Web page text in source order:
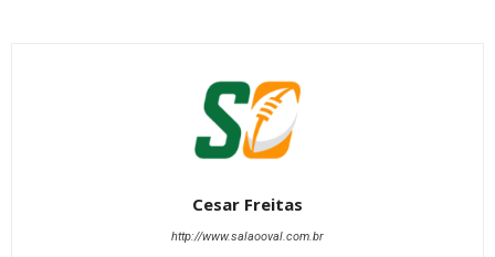
Cesar Freitas
http://www.salaooval.com.br